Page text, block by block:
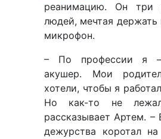
реанимацию. Он три
людей, мечтая держать
микрофон.
– По профессии я
акушер. Мои
хотели, чтобы я
Но как-то не
рассказывает Артем. –
дежурства коротал на